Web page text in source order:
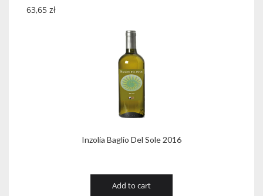
Inzolia Baglio Del Sole 2016
63,65 zł
Add to cart